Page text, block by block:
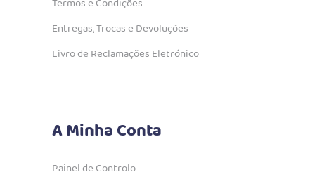
Termos e Condições
Entregas, Trocas e Devoluções
Livro de Reclamações Eletrónico
A Minha Conta
Painel de Controlo